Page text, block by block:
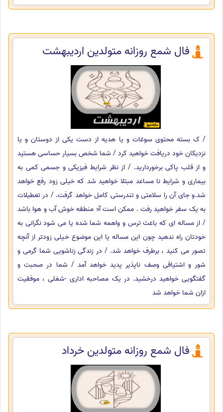
فال شمع روزانه متولدین اردیبهشت
/ ک بسته محتوی سوغات و یا هدیه از دست یکی از دوستان و یا
نزدیکان خود دریافت خواهید کرد / شما شخص بسیار حساسی هستید
و از قلب پاکی برخوردارید. / از نظر شرایط فیزیکی و جسمی کمی به
بیماری و شرایط نا مساعد مبتلا خواهید شد که خیلی زود رفع خواهد
شد.و جای آن را سلامتی و تندرستی کامل خواهد گرفت. / در تعطیلات
به یک سفر خواهید رفت . ممکن است آ« منطقه خوش آب و هوا باشد
/ از مساله ای که باعث ترس و واهمه شما شده یا می شود نگرانی به
خودتان راه ندهید چون این مساله یا این موضوع خیلی زودتر از آنچه
تصور می کنید ، برطرف خواهد شد. / در زندگی زناشویی شما گرمی و
شور و اشتیاقی وصف ناپذیر پدید خواهد آمد / شما در صحبت و
گفتگویی خواهید درخشید. در یک مصاحبه اداری -شغلی ، موفقیت
ازان شما خواهد شد
فال شمع روزانه متولدین خرداد